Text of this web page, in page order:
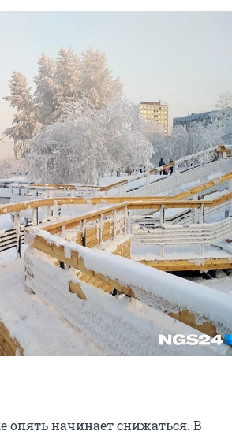
опять начинает снижаться. В